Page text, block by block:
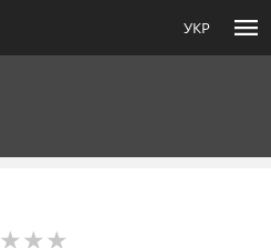
УКР menu
★
★★
★★
★